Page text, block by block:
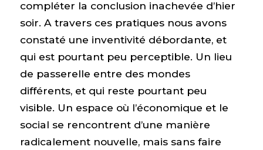
compléter la conclusion inachevée d’hier
soir. A travers ces pratiques nous avons
constaté une inventivité débordante, et
qui est pourtant peu perceptible. Un lieu
de passerelle entre des mondes
différents, et qui reste pourtant peu
visible. Un espace où l’économique et le
social se rencontrent d’une manière
radicalement nouvelle, mais sans faire